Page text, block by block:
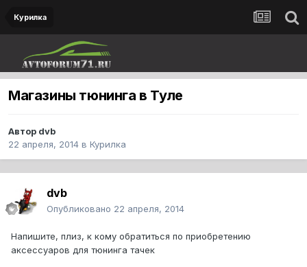
Курилка
Магазины тюнинга в Туле
Автор dvb
22 апреля, 2014 в Курилка
dvb
Опубликовано 22 апреля, 2014
Напишите, плиз, к кому обратиться по приобретению
аксессуаров для тюнинга тачек